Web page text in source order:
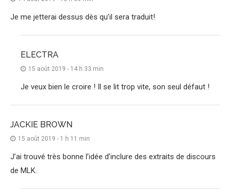
Je me jetterai dessus dès qu’il sera traduit!
ELECTRA
15 août 2019 - 14 h 33 min
Je veux bien le croire ! Il se lit trop vite, son seul défaut !
JACKIE BROWN
15 août 2019 - 1 h 11 min
J’ai trouvé très bonne l’idée d’inclure des extraits de discours
de MLK.